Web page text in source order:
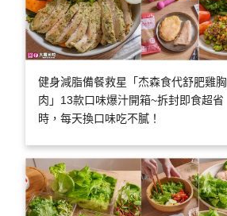
健身減脂備餐救星「杰森食代舒肥雞胸
肉」13款口味爆汁開箱~拆封即食超省
時，每天換口味吃不膩！